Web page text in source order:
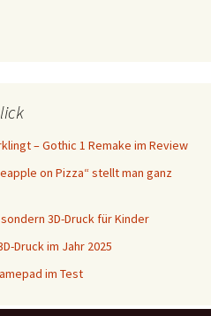
– Gothic 1 Remake im Review
on Pizza“ stellt man ganz
3D-Druck für Kinder
Druck im Jahr 2025
im Test